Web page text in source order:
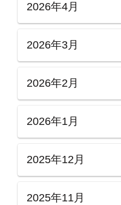
2026年4月
2026年3月
2026年2月
2026年1月
2025年12月
2025年11月